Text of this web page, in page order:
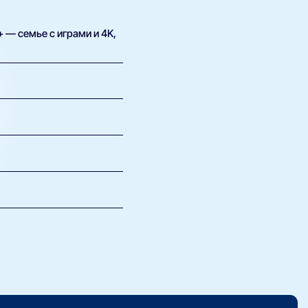
— семье с играми и 4K,
сотни ГБ, работаете с